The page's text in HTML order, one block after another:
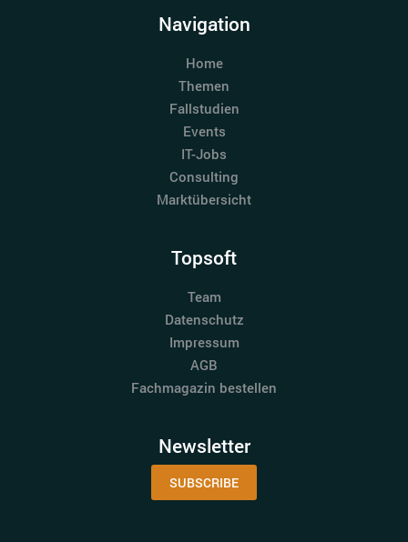
Navigation
Home
Themen
Fallstudien
Events
IT-Jobs
Consulting
Marktübersicht
Topsoft
Team
Datenschutz
Impressum
AGB
Fachmagazin bestellen
Newsletter
SUBSCRIBE